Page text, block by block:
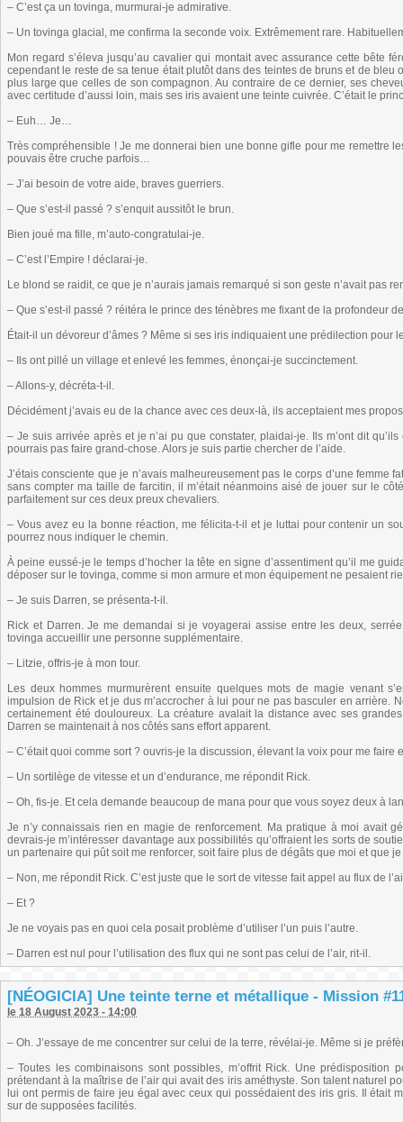
– C’est ça un tovinga, murmurai-je admirative.
– Un tovinga glacial, me confirma la seconde voix. Extrêmement rare.
Mon regard s’éleva jusqu’au cavalier qui montait avec assurance cette bête
cependant le reste de sa tenue était plutôt dans des teintes de bruns et de bleu
plus large que celles de son compagnon. Au contraire de ce dernier, ses
avec certitude d’aussi loin, mais ses iris avaient une teinte cuivrée. C’était le
– Euh… Je…
Très compréhensible ! Je me donnerai bien une bonne gifle pour me remettre
pouvais être cruche parfois…
– J’ai besoin de votre aide, braves guerriers.
– Que s’est-il passé ? s’enquit aussitôt le brun.
Bien joué ma fille, m’auto-congratulai-je.
– C’est l’Empire ! déclarai-je.
Le blond se raidit, ce que je n’aurais jamais remarqué si son geste n’avait pas
– Que s’est-il passé ? réitéra le prince des ténèbres me fixant de la profondeur
Était-il un dévoreur d’âmes ? Même si ses iris indiquaient une prédilection pour
– Ils ont pillé un village et enlevé les femmes, énonçai-je succinctement.
– Allons-y, décréta-t-il.
Décidément j’avais eu de la chance avec ces deux-là, ils acceptaient mes
– Je suis arrivée après et je n’ai pu que constater, plaidai-je. Ils m’ont dit
pourrais pas faire grand-chose. Alors je suis partie chercher de l’aide.
J’étais consciente que je n’avais malheureusement pas le corps d’une
sans compter ma taille de farcitin, il m’était néanmoins aisé de jouer sur le
parfaitement sur ces deux preux chevaliers.
– Vous avez eu la bonne réaction, me félicita-t-il et je luttai pour contenir un
pourrez nous indiquer le chemin.
À peine eussé-je le temps d’hocher la tête en signe d’assentiment qu’il me
déposer sur le tovinga, comme si mon armure et mon équipement ne pesaient
– Je suis Darren, se présenta-t-il.
Rick et Darren. Je me demandai si je voyagerai assise entre les deux,
tovinga accueillir une personne supplémentaire.
– Litzie, offris-je à mon tour.
Les deux hommes murmurèrent ensuite quelques mots de magie venant
impulsion de Rick et je dus m’accrocher à lui pour ne pas basculer en arrière.
certainement été douloureux. La créature avalait la distance avec ses
Darren se maintenait à nos côtés sans effort apparent.
– C’était quoi comme sort ? ouvris-je la discussion, élevant la voix pour me
– Un sortilège de vitesse et un d’endurance, me répondit Rick.
– Oh, fis-je. Et cela demande beaucoup de mana pour que vous soyez deux à
Je n’y connaissais rien en magie de renforcement. Ma pratique à moi avait
devrais-je m’intéresser davantage aux possibilités qu’offraient les sorts de
un partenaire qui pût soit me renforcer, soit faire plus de dégâts que moi et que
– Non, me répondit Rick. C’est juste que le sort de vitesse fait appel au flux de
– Et ?
Je ne voyais pas en quoi cela posait problème d’utiliser l’un puis l’autre.
– Darren est nul pour l’utilisation des flux qui ne sont pas celui de l’air, rit-il.
[NÉOGICIA] Une teinte terne et métallique - Mission
le 18 August 2023 - 14:00
– Oh. J’essaye de me concentrer sur celui de la terre, révélai-je. Même si je
– Toutes les combinaisons sont possibles, m’offrit Rick. Une prédisposition
prétendant à la maîtrise de l’air qui avait des iris améthyste. Son talent naturel
lui ont permis de faire jeu égal avec ceux qui possédaient des iris gris. Il était
sur de supposées facilités.